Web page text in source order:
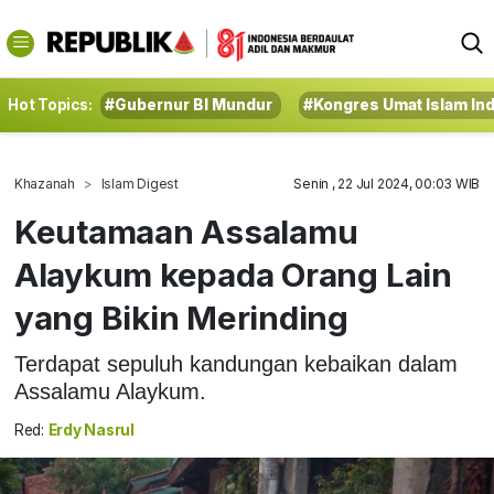
Hot Topics: #Gubernur BI Mundur #Kongres Umat Islam
Khazanah Islam Digest Senin , 22 Jul 2024, 00:03 WIB
Keutamaan Assalamu
Alaykum kepada Orang Lain
yang Bikin Merinding
Terdapat sepuluh kandungan kebaikan dalam
Assalamu Alaykum.
Red: Erdy Nasrul